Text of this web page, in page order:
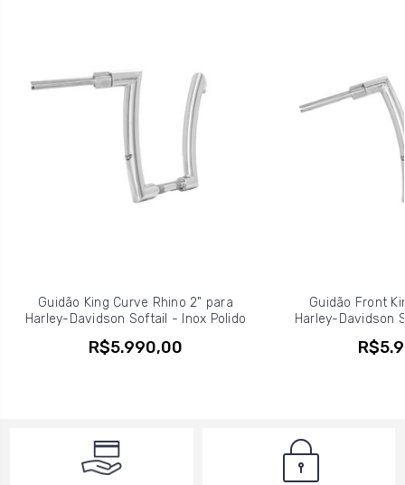
Guidão King Curve Rhino 2" para
Harley-Davidson Softail - Inox Polido
R$5.990,00
Guidão Front
Harley-Davidson